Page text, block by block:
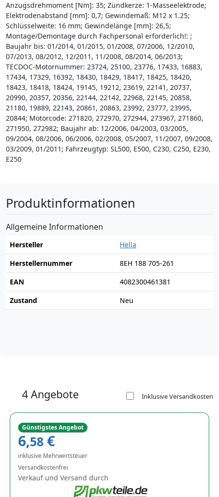
Anzugsdrehmoment [Nm]: 35; Zündkerze: 1-Masseelektrode;
Elektrodenabstand [mm]: 0,7; Gewindemaß: M12 x 1.25;
Schlüsselweite: 16 mm; Gewindelänge [mm]: 26,5;
Montage/Demontage durch Fachpersonal erforderlich!: ;
Baujahr bis: 01/2014, 01/2015, 01/2008, 07/2006, 12/2010,
07/2013, 08/2012, 12/2011, 11/2008, 08/2014, 06/2013;
TECDOC-Motornummer: 23724, 25100, 23776, 17433, 16883,
17434, 17329, 16392, 18430, 18429, 18417, 18425, 18420,
18423, 18418, 18424, 19145, 19212, 23619, 22141, 20737,
20990, 20357, 20356, 22144, 22142, 22968, 22145, 20858,
21180, 19889, 22143, 20861, 20863, 23992, 23777, 23995,
20844; Motorcode: 271820, 272970, 272944, 273967, 271860,
271950, 272982; Baujahr ab: 12/2006, 04/2003, 03/2005,
09/2004, 08/2006, 06/2006, 02/2008, 05/2007, 11/2007, 09/2008,
03/2009, 01/2011; Fahrzeugtyp: SL500, E500, C230, C250, E230,
E250
Produktinformationen
Allgemeine Informationen
Hersteller
Hella
Herstellernummer
8EH 188 705-261
EAN
4082300461381
Zustand
Neu
4 Angebote Inklusive Versandkosten
Günstigstes Angebot
6,58 €
inklusive Mehrwertsteuer
Versandkostenfrei
Verkauf und Versand durch